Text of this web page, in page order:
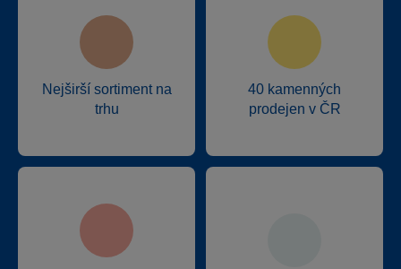
Nejširší sortiment na
trhu
40 kamenných
prodejen v ČR